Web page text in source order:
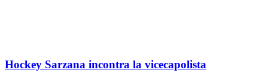
Hockey Sarzana incontra la vicecapolista